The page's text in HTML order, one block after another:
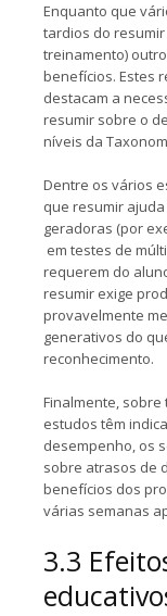
Enquanto que
tardios do
treinamento)
benefícios. Estes
destacam a
resumir sobre o
níveis da
Dentre os vários
que resumir
geradoras (por
em testes de
requerem do
resumir exige
provavelmente
generativos do
reconhecimento.
Finalmente,
estudos têm
desempenho, os
sobre atrasos de
benefícios dos
várias semanas
3.3